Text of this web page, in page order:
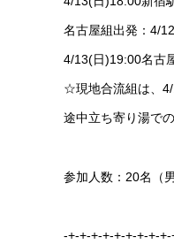
名古屋組出発：4/
4/13(日)19:00名古
☆現地合流組は、4/
途中立ち寄り湯で
参加人数：20名（
-+-+-+-+-+-+-+-+-